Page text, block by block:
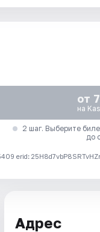
от
на
2 шаг. Выберите
до
erid:
Адрес